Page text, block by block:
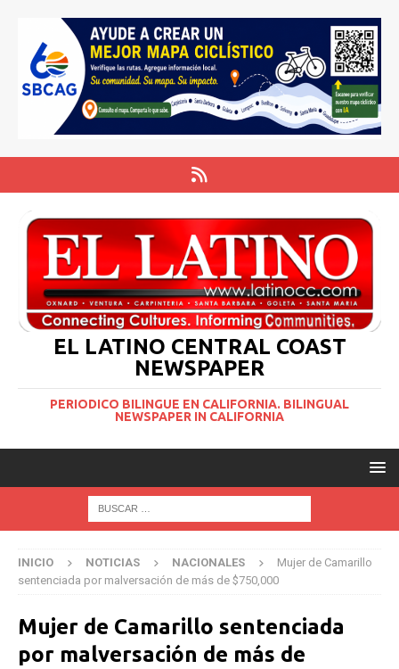
EL LATINO CENTRAL COAST
NEWSPAPER
PERIODICO BILINGUE EN CALIFORNIA. BILINGUAL
NEWSPAPER IN CALIFORNIA
INICIO NOTICIAS NACIONALES
Mujer de Camarillo
sentenciada por malversación de más de $750,000
Mujer de Camarillo sentenciada
por malversación de más de